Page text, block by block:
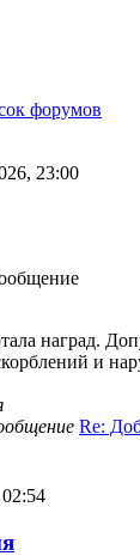
форумов
23:00
наград.
и
Re: